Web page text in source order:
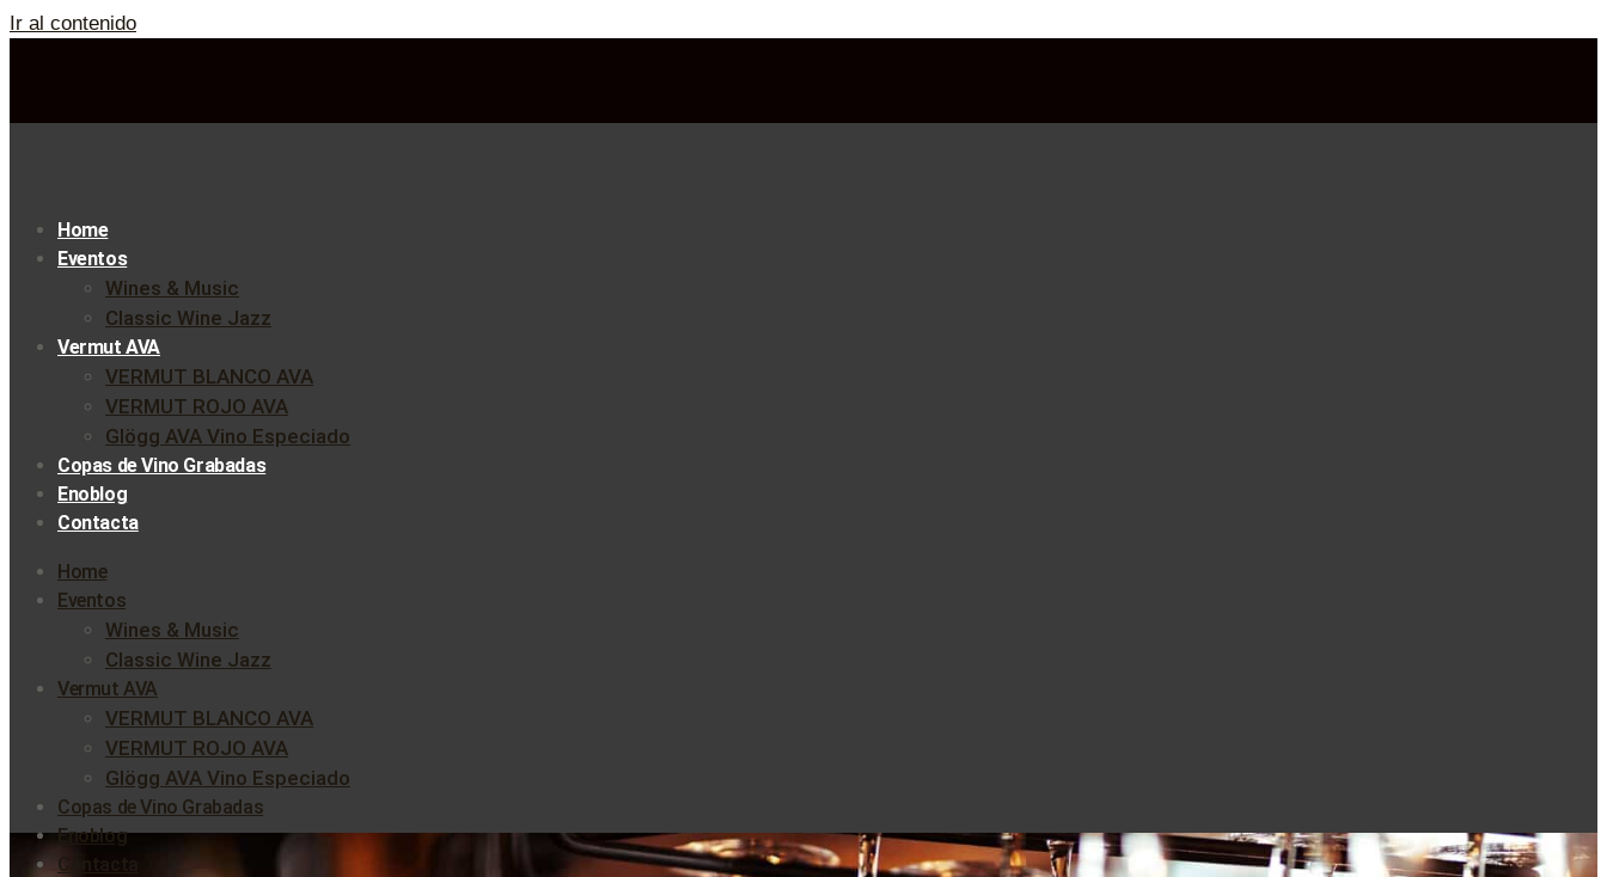
Ir al contenido
Home
Eventos
Wines & Music
Classic Wine Jazz
Vermut AVA
VERMUT BLANCO AVA
VERMUT ROJO AVA
Glögg AVA Vino Especiado
Copas de Vino Grabadas
Enoblog
Contacta
Home
Eventos
Wines & Music
Classic Wine Jazz
Vermut AVA
VERMUT BLANCO AVA
VERMUT ROJO AVA
Glögg AVA Vino Especiado
Copas de Vino Grabadas
Enoblog
Contacta